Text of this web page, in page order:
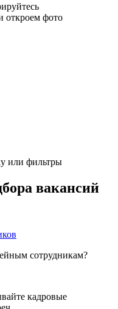
откроем фото
или фильтры
вакансий
сотрудникам?
кадровые